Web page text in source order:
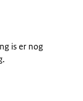
is er nog